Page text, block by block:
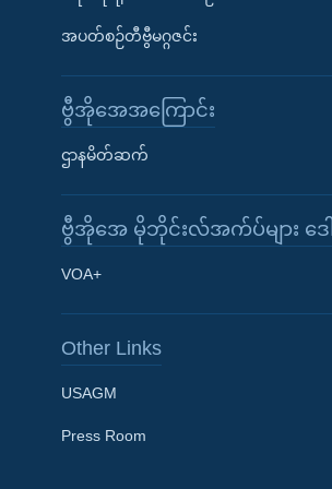
Learning English
ဘာသာစကားများ
အပတ်စဉ်တီဗွီမဂ္ဂဇင်း
ဗွီအိုအေအကြောင်း
ဌာနမိတ်ဆက်
ဗွီအိုအေ မိုဘိုင်းလ်အက်ပ်များ ဒ
VOA+
Other Links
USAGM
Press Room